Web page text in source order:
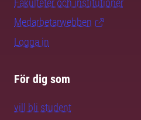
Fakulteter och institutioner
Medarbetarwebben
Logga in
För dig som
vill bli student